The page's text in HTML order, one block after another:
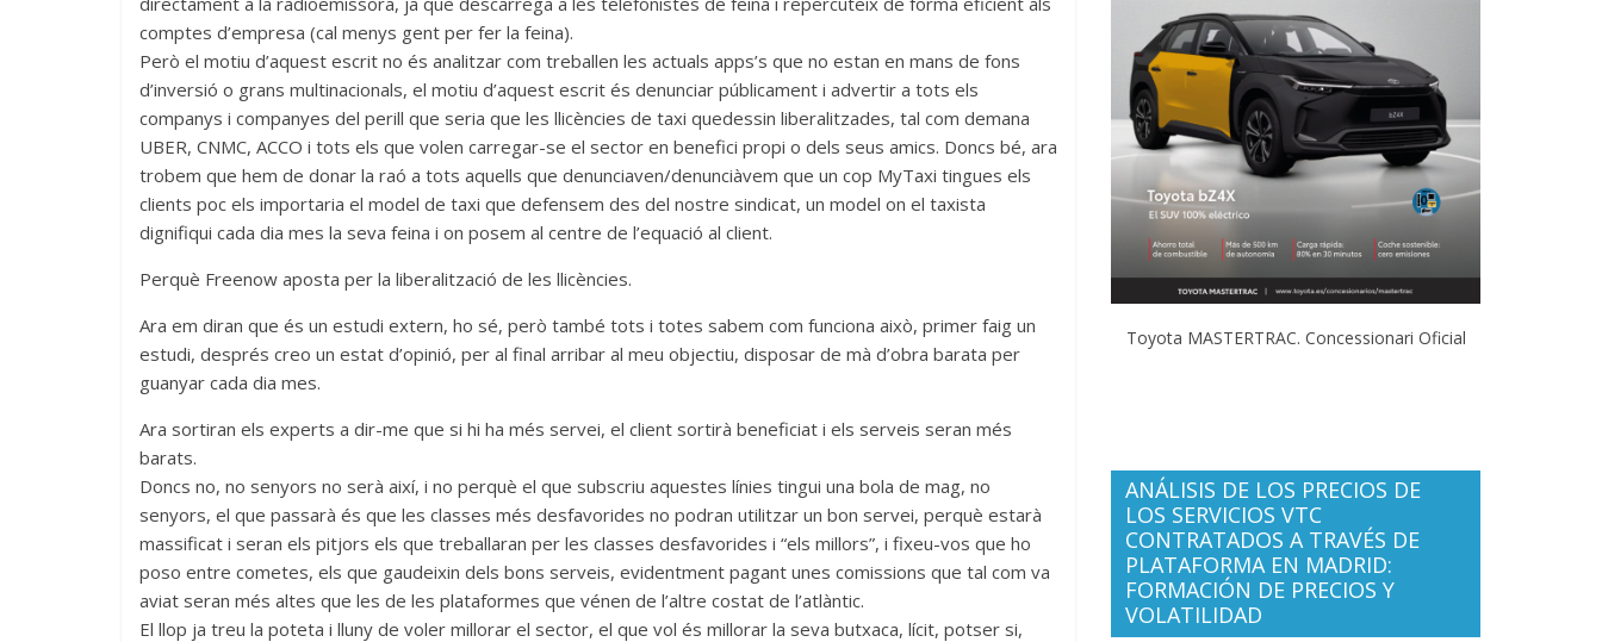
comptes d’empresa (cal menys gent per fer la feina).
Però el motiu d’aquest escrit no és analitzar com treballen les actuals apps’s que no estan en mans de fons
d’inversió o grans multinacionals, el motiu d’aquest escrit és denunciar públicament i advertir a tots els
companys i companyes del perill que seria que les llicències de taxi quedessin liberalitzades, tal com demana
UBER, CNMC, ACCO i tots els que volen carregar-se el sector en benefici propi o dels seus amics. Doncs bé, ara
trobem que hem de donar la raó a tots aquells que denunciaven/denunciàvem que un cop MyTaxi tingues els
clients poc els importaria el model de taxi que defensem des del nostre sindicat, un model on el taxista
dignifiqui cada dia mes la seva feina i on posem al centre de l’equació al client.
Perquè Freenow aposta per la liberalització de les llicències.
Ara em diran que és un estudi extern, ho sé, però també tots i totes sabem com funciona això, primer faig un
estudi, després creo un estat d’opinió, per al final arribar al meu objectiu, disposar de mà d’obra barata per
guanyar cada dia mes.
Ara sortiran els experts a dir-me que si hi ha més servei, el client sortirà beneficiat i els serveis seran més
barats.
Doncs no, no senyors no serà així, i no perquè el que subscriu aquestes línies tingui una bola de mag, no
senyors, el que passarà és que les classes més desfavorides no podran utilitzar un bon servei, perquè estarà
massificat i seran els pitjors els que treballaran per les classes desfavorides i “els millors”, i fixeu-vos que ho
poso entre cometes, els que gaudeixin dels bons serveis, evidentment pagant unes comissions que tal com va
aviat seran més altes que les de les plataformes que vénen de l’altre costat de l’atlàntic.
El llop ja treu la poteta i lluny de voler millorar el sector, el que vol és millorar la seva butxaca, lícit, potser si,
Toyota MASTERTRAC. Concessionari Oficial
ANÁLISIS DE LOS PRECIOS DE
LOS SERVICIOS VTC
CONTRATADOS A TRAVÉS DE
PLATAFORMA EN MADRID:
FORMACIÓN DE PRECIOS Y
VOLATILIDAD